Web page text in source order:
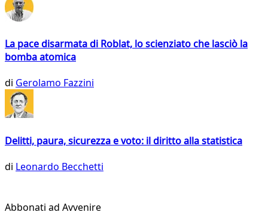
La pace disarmata di Roblat, lo scienziato che lasciò la
bomba atomica
di Gerolamo Fazzini
Delitti, paura, sicurezza e voto: il diritto alla statistica
di Leonardo Becchetti
Abbonati ad Avvenire